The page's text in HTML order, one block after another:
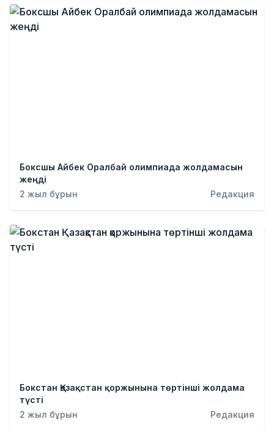
Боксшы Айбек Оралбай олимпиада жолдамасын
жеңді
2 жыл бұрын
Редакция
Бокстан Қазақстан қоржынына төртінші жолдама
түсті
2 жыл бұрын
Редакция